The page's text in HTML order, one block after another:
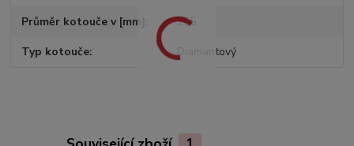
Průměr kotouče v [mm] 255
Typ kotouče Diamantový